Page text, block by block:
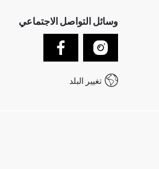
وسائل التواصل الاجتماعي
تغيير البلد